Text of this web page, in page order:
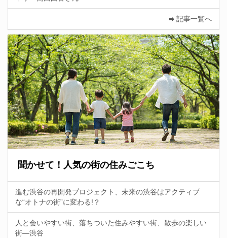
記事一覧へ
聞かせて！人気の街の住みごこち
進む渋谷の再開発プロジェクト、未来の渋谷はアクティブ
な“オトナの街”に変わる!？
人と会いやすい街、落ちついた住みやすい街、散歩の楽しい
街—渋谷